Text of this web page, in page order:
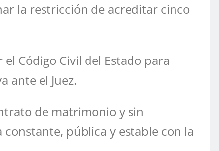
la restricción de acreditar cinco
Código Civil del Estado para
ante el Juez.
de matrimonio y sin
pública y estable con la